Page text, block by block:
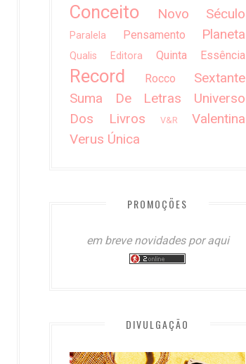
Conceito
Novo Século
Paralela Pensamento Planeta
Qualis Editora Quinta Essência
Record Rocco
Sextante
Suma De Letras
Universo
Dos Livros
V&R
Valentina
Verus Única
PROMOÇÕES
em breve novidades por aqui
DIVULGAÇÃO